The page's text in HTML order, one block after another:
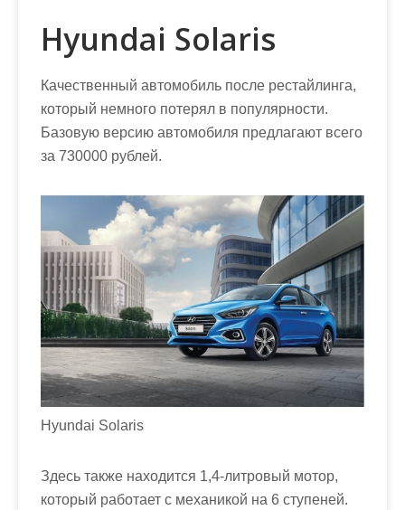
Hyundai Solaris
Качественный автомобиль после рестайлинга,
который немного потерял в популярности.
Базовую версию автомобиля предлагают всего
за 730000 рублей.
Hyundai Solaris
Здесь также находится 1,4-литровый мотор,
который работает с механикой на 6 ступеней.